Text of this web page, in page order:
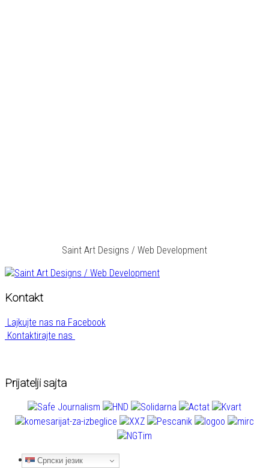
Српски језик
Saint Art Designs / Web Development
Kontakt
Lajkujte nas na Facebook
Kontaktirajte nas
Prijatelji sajta
Naslovna